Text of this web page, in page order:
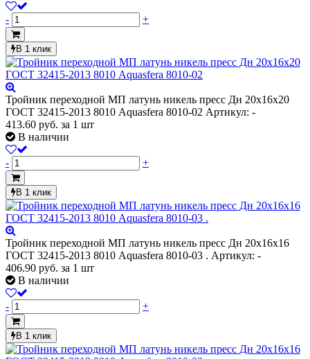
- +
В 1 клик
Тройник переходной МП латунь никель пресс Дн 20х16х20
ГОСТ 32415-2013 8010 Aquasfera 8010-02 Артикул: -
413.60 руб. за 1 шт
В наличии
- +
В 1 клик
Тройник переходной МП латунь никель пресс Дн 20х16х16
ГОСТ 32415-2013 8010 Aquasfera 8010-03 . Артикул: -
406.90 руб. за 1 шт
В наличии
- +
В 1 клик